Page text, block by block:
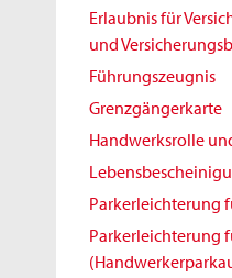
Erlaubnis für
und
Führungszeugnis
Grenzgängerkarte
Handwerksrolle
Parkerleichterung
Parkerleichterung